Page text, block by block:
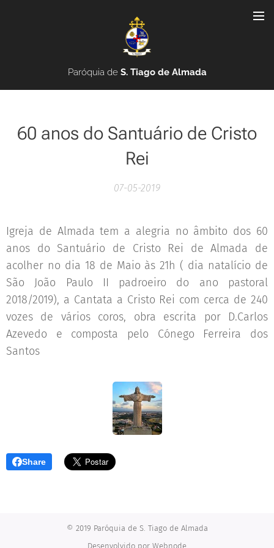
Paróquia de S. Tiago de Almada
60 anos do Santuário de Cristo
Rei
07-05-2019
Igreja de Almada tem a alegria no âmbito dos 60
anos do Santuário de Cristo Rei de Almada de
acolher no dia 18 de Maio às 21h ( dia natalício de
São João Paulo II padroeiro do ano pastoral
2018/2019), a Cantata a Cristo Rei com cerca de 240
vozes de vários coros, obra escrita por D.Carlos
Azevedo e composta pelo Cónego Ferreira dos
Santos
Share
© 2019 Paróquia de S. Tiago de Almada
Desenvolvido por Webnode